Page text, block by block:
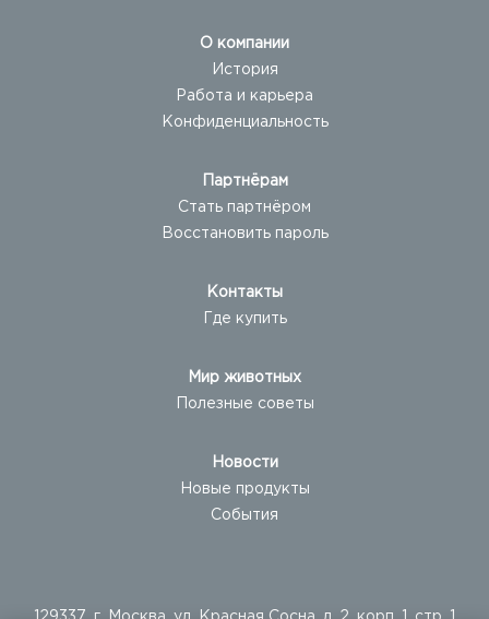
О компании
История
Работа и карьера
Конфиденциальность
Партнёрам
Стать партнёром
Восстановить пароль
Контакты
Где купить
Мир животных
Полезные советы
Новости
Новые продукты
События